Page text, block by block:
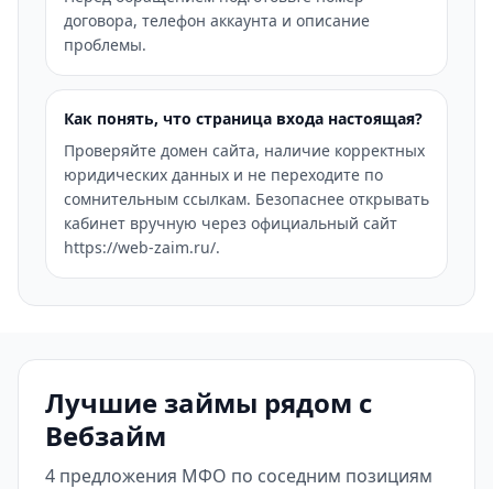
договора, телефон аккаунта и описание
проблемы.
Как понять, что страница входа настоящая?
Проверяйте домен сайта, наличие корректных
юридических данных и не переходите по
сомнительным ссылкам. Безопаснее открывать
кабинет вручную через официальный сайт
https://web-zaim.ru/.
Лучшие займы рядом с
Вебзайм
4 предложения МФО по соседним позициям